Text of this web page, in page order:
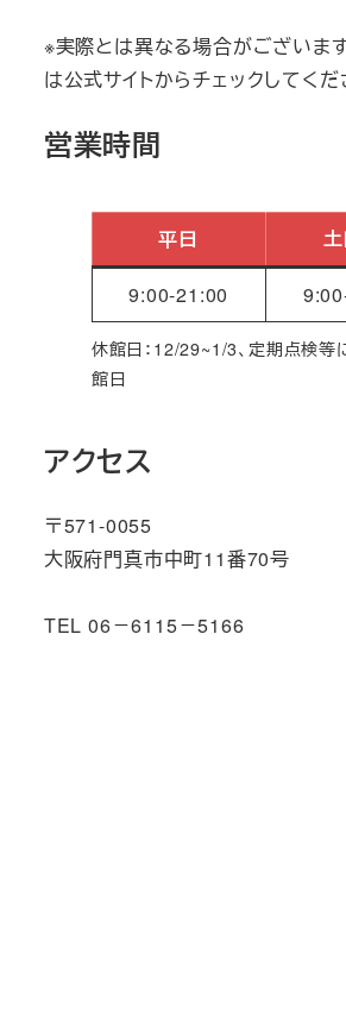
※実際とは異なる場合がございま
は公式サイトからチェックしてくだ
営業時間
平日
9:00‐21:00
休館日：12/29~1/3、定期点検等
館日
アクセス
〒571-0055
大阪府門真市中町11番70号
TEL 06－6115－5166